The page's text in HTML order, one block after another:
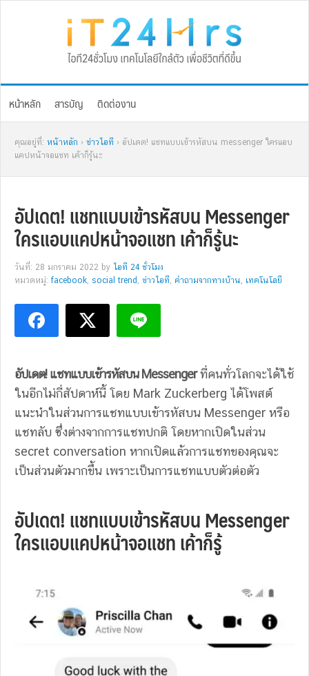
หน้าหลัก สารบัญ ติดต่องาน
คุณอยู่ที่: หน้าหลัก › ข่าวไอที › อัปเดต! แชทแบบเข้ารหัสบน messenger ใครแอบ
แคปหน้าจอแชท เค้าก็รู้นะ
อัปเดต! แชทแบบเข้ารหัสบน Messenger
ใครแอบแคปหน้าจอแชท เค้าก็รู้นะ
วันที่: 28 มกราคม 2022 by ไอที 24 ชั่วโมง
หมวดหมู่:facebook, social trend , ข่าวไอที, คำถามจากทางบ้าน, เทคโนโลยี
อัปเดต! แชทแบบเข้ารหัสบน Messengerที่คนทั่วโลกจะได้ใช้
ในอีกไม่กี่สัปดาห์นี้ โดย Mark Zuckerberg ได้โพสต์
แนะนำในส่วนการแชทแบบเข้ารหัสบน Messenger หรือ
แชทลับ ซึ่งต่างจากการแชทปกติ โดยหากเปิดในส่วน
secret conversation หากเปิดแล้วการแชทของคุณจะ
เป็นส่วนตัวมากขึ้น เพราะเป็นการแชทแบบตัวต่อตัว
อัปเดต! แชทแบบเข้ารหัสบน Messenger
ใครแอบแคปหน้าจอแชท เค้าก็รู้